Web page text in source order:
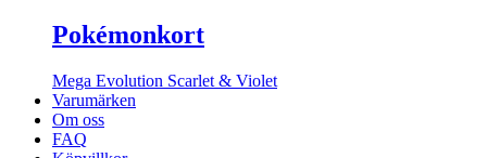
Pokémonkort
Mega Evolution Scarlet & Violet
Varumärken
Om oss
FAQ